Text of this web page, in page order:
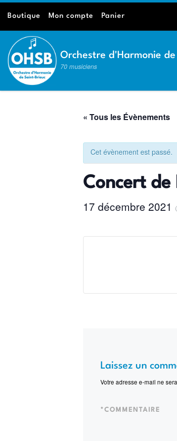
Passer au contenu
Boutique Mon compte Panier
Orchestre d'Harmonie
70 musiciens
« Tous les Évènements
Cet évènement est passé.
Concert de
17 décembre 2021
Laissez un
Votre adresse e-mail ne
COMMENTAIRE
*